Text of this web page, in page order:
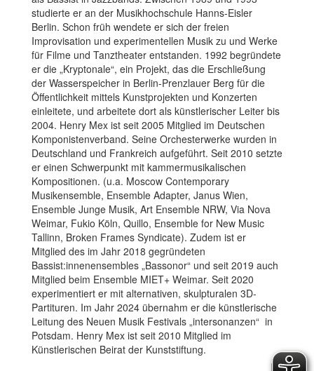
studierte er an der Musikhochschule Hanns-Eisler
Berlin. Schon früh wendete er sich der freien
Improvisation und experimentellen Musik zu und Werke
für Filme und Tanztheater entstanden. 1992 begründete
er die „Kryptonale“, ein Projekt, das die Erschließung
der Wasserspeicher in Berlin-Prenzlauer Berg für die
Öffentlichkeit mittels Kunstprojekten und Konzerten
einleitete, und arbeitete dort als künstlerischer Leiter bis
2004. Henry Mex ist seit 2005 Mitglied im Deutschen
Komponistenverband. Seine Orchesterwerke wurden in
Deutschland und Frankreich aufgeführt. Seit 2010 setzte
er einen Schwerpunkt mit kammermusikalischen
Kompositionen. (u.a. Moscow Contemporary
Musikensemble, Ensemble Adapter, Janus Wien,
Ensemble Junge Musik, Art Ensemble NRW, Via Nova
Weimar, Fukio Köln, Quillo, Ensemble for New Music
Tallinn, Broken Frames Syndicate). Zudem ist er
Mitglied des im Jahr 2018 gegründeten
Bassist:innenensembles „Bassonor“ und seit 2019 auch
Mitglied beim Ensemble MIET+ Weimar. Seit 2020
experimentiert er mit alternativen, skulpturalen 3D-
Partituren. Im Jahr 2024 übernahm er die künstlerische
Leitung des Neuen Musik Festivals „intersonanzen“ in
Potsdam. Henry Mex ist seit 2010 Mitglied im
Künstlerischen Beirat der Kunststiftung.